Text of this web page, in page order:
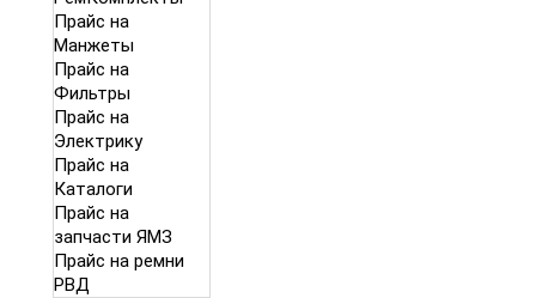
Прайс на
Манжеты
Прайс на
Фильтры
Прайс на
Электрику
Прайс на
Каталоги
Прайс на
запчасти ЯМЗ
Прайс на ремни
РВД